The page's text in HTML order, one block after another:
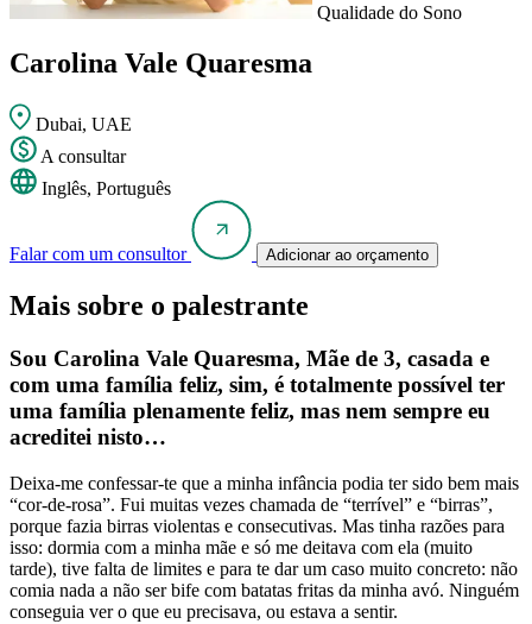
Qualidade do Sono
Carolina Vale Quaresma
Dubai, UAE
A consultar
Inglês, Português
Falar com um consultor Adicionar ao orçamento
Mais sobre o palestrante
Sou Carolina Vale Quaresma, Mãe de 3, casada e
com uma família feliz, sim, é totalmente possível ter
uma família plenamente feliz, mas nem sempre eu
acreditei nisto…
Deixa-me confessar-te que a minha infância podia ter sido bem mais
“cor-de-rosa”. Fui muitas vezes chamada de “terrível” e “birras”,
porque fazia birras violentas e consecutivas. Mas tinha razões para
isso: dormia com a minha mãe e só me deitava com ela (muito
tarde), tive falta de limites e para te dar um caso muito concreto: não
comia nada a não ser bife com batatas fritas da minha avó. Ninguém
conseguia ver o que eu precisava, ou estava a sentir.